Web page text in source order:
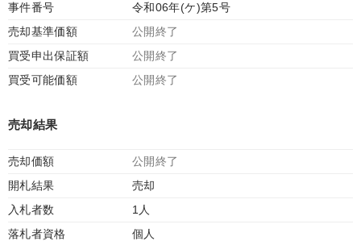
事件番号
令和06年(ケ)第5号
売却基準価額
公開終了
買受申出保証額
公開終了
買受可能価額
公開終了
売却結果
売却価額
公開終了
開札結果
売却
入札者数
1人
落札者資格
個人